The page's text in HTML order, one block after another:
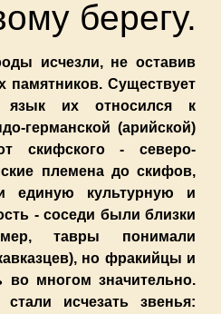
берегу.
исчезли, не оставив
Существует
язык их относился к
германской (арийской)
скифского - северо-
племена до скифов,
единую культурную и
- соседи были близки
тавры понимали
но фракийцы и
во многом значительно.
исчезать звенья: